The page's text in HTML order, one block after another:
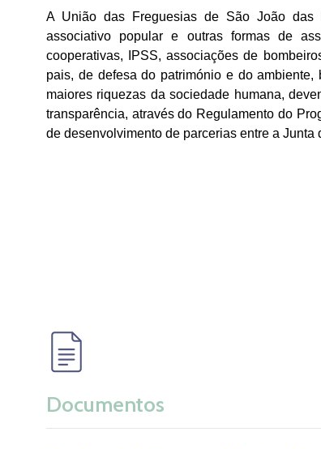
A União das Freguesias de São João das
associativo popular e outras formas de
cooperativas, IPSS, associações de
pais, de defesa do património e do
maiores riquezas da sociedade humana,
transparência, através do Regulamento do
de desenvolvimento de parcerias entre a
Documentos